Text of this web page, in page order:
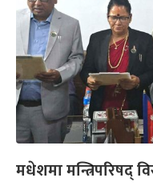
मधेशमा मन्त्रिपरिषद्